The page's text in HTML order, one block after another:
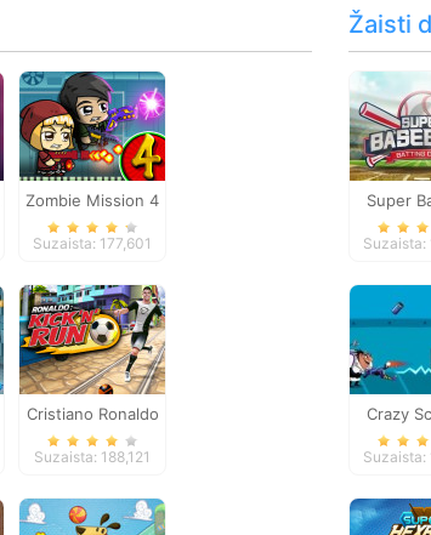
Zombie Mission 4
Suzaista: 177,601
Cristiano Ronaldo
Kick`n`Run
Suzaista: 188,121
Žaisti
Super
Suzaista:
Crazy
Suzaista: